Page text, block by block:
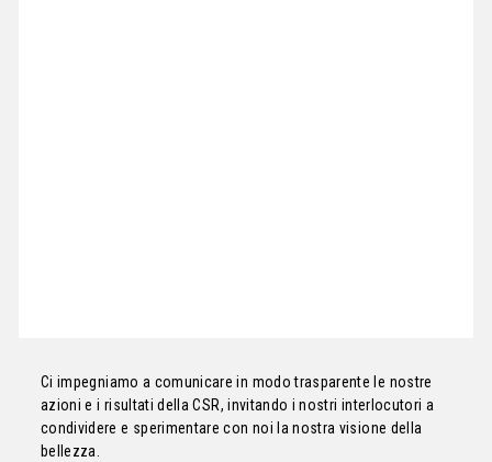
Ci impegniamo a comunicare in modo trasparente le nostre
azioni e i risultati della CSR, invitando i nostri interlocutori a
condividere e sperimentare con noi la nostra visione della
bellezza.